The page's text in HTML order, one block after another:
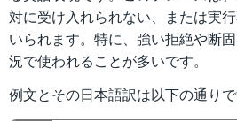
対に受け入れられない、または実
いられます。特に、強い拒絶や断
況で使われることが多いです。
例文とその日本語訳は以下の通りで